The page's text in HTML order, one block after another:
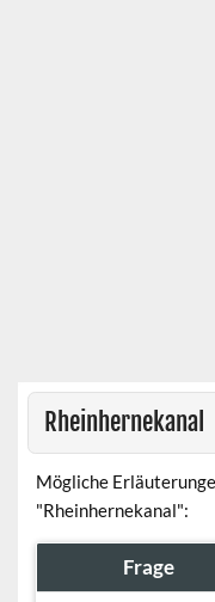
Rheinhernekanal
Mögliche
"Rheinhernekanal":
Frage